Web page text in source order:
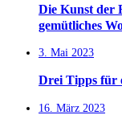
Die Kunst der
gemütliches
3. Mai 2023
Drei Tipps für
16. März 2023